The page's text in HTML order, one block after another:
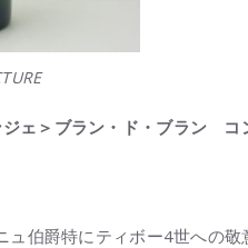
ジェ＞ブラン・ド・ブラン
伯爵特にティボー4世への敬